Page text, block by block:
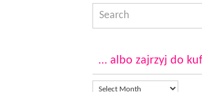
… albo zajrzyj do